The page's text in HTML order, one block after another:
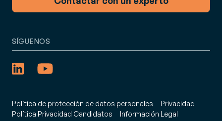
Política de protección de datos personales
Privacidad
Política Privacidad Candidatos
Información Legal
SÍGUENOS